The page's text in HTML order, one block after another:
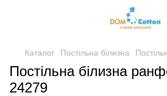
Каталог Постільна білизна
Постільна білизна
24279